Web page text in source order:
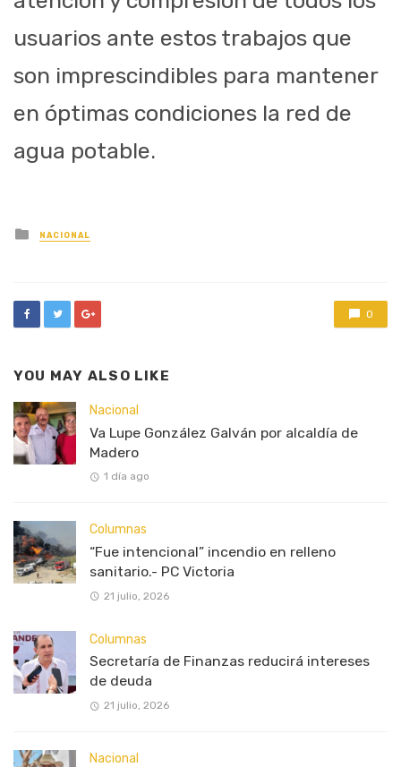
usuarios ante estos trabajos que
son imprescindibles para mantener
en óptimas condiciones la red de
agua potable.
Posted
in
NACIONAL
0
YOU MAY ALSO LIKE
Nacional
Va Lupe González Galván por alcaldía de
Madero
1 día ago
Columnas
“Fue intencional” incendio en relleno
sanitario.- PC Victoria
21 julio, 2026
Columnas
Secretaría de Finanzas reducirá intereses
de deuda
21 julio, 2026
Nacional